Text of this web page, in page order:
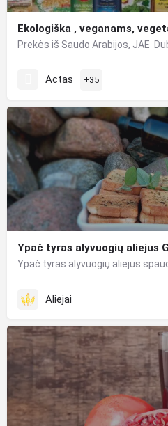
Ekologiška , veganams,
Actas +35
Ypač tyras alyvuogių aliejus
Aliejai